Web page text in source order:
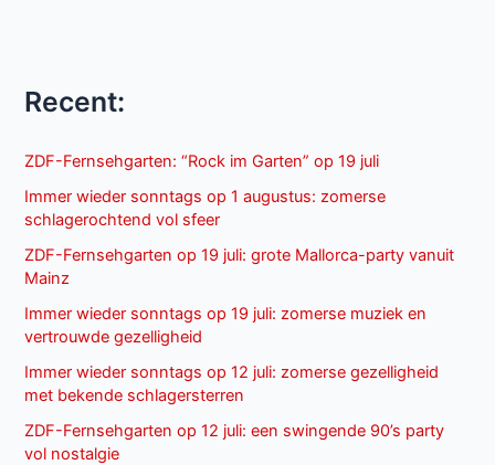
Recent:
ZDF-Fernsehgarten: “Rock im Garten” op 19 juli
Immer wieder sonntags op 1 augustus: zomerse
schlagerochtend vol sfeer
ZDF-Fernsehgarten op 19 juli: grote Mallorca-party vanuit
Mainz
Immer wieder sonntags op 19 juli: zomerse muziek en
vertrouwde gezelligheid
Immer wieder sonntags op 12 juli: zomerse gezelligheid
met bekende schlagersterren
ZDF-Fernsehgarten op 12 juli: een swingende 90’s party
vol nostalgie